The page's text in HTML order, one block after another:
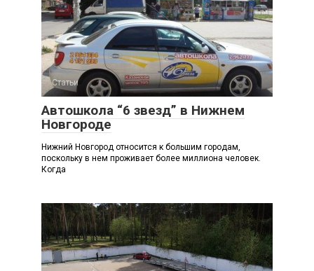
Статьи
Автошкола “6 звезд” в Нижнем
Новгороде
Нижний Новгород относится к большим городам,
поскольку в нем проживает более миллиона человек.
Когда